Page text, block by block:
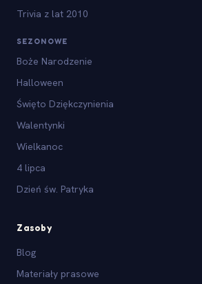
Trivia z lat 2010
SEZONOWE
Boże Narodzenie
Halloween
Święto Dziękczynienia
Walentynki
Wielkanoc
4 lipca
Dzień św. Patryka
Zasoby
Blog
Materiały prasowe